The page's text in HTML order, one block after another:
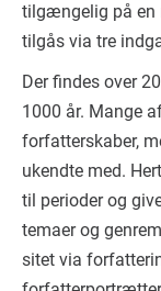
tilgængelig på en
tilgås via tre
Der findes over
1000 år. Mange
forfatterskaber,
ukendte med.
til perioder og
temaer og
sitet via